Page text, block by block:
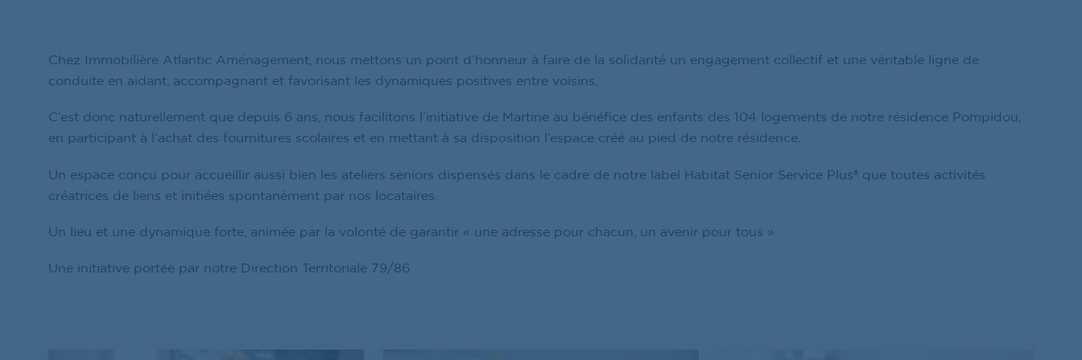
Chez Immobilière Atlantic Aménagement, nous mettons un point d’honneur à faire de la solidarité un engagement collectif et une véritable ligne de
conduite en aidant, accompagnant et favorisant les dynamiques positives entre voisins.
C’est donc naturellement que depuis 6 ans, nous facilitons l’initiative de Martine au bénéfice des enfants des 104 logements de notre résidence Pompidou,
en participant à l’achat des fournitures scolaires et en mettant à sa disposition l’espace créé au pied de notre résidence.
Un espace conçu pour accueillir aussi bien les ateliers seniors dispensés dans le cadre de notre label Habitat Senior Service Plus®️ que toutes activités
créatrices de liens et initiées spontanément par nos locataires.
Un lieu et une dynamique forte, animée par la volonté de garantir « une adresse pour chacun, un avenir pour tous ».
Une initiative portée par notre Direction Territoriale 79/86